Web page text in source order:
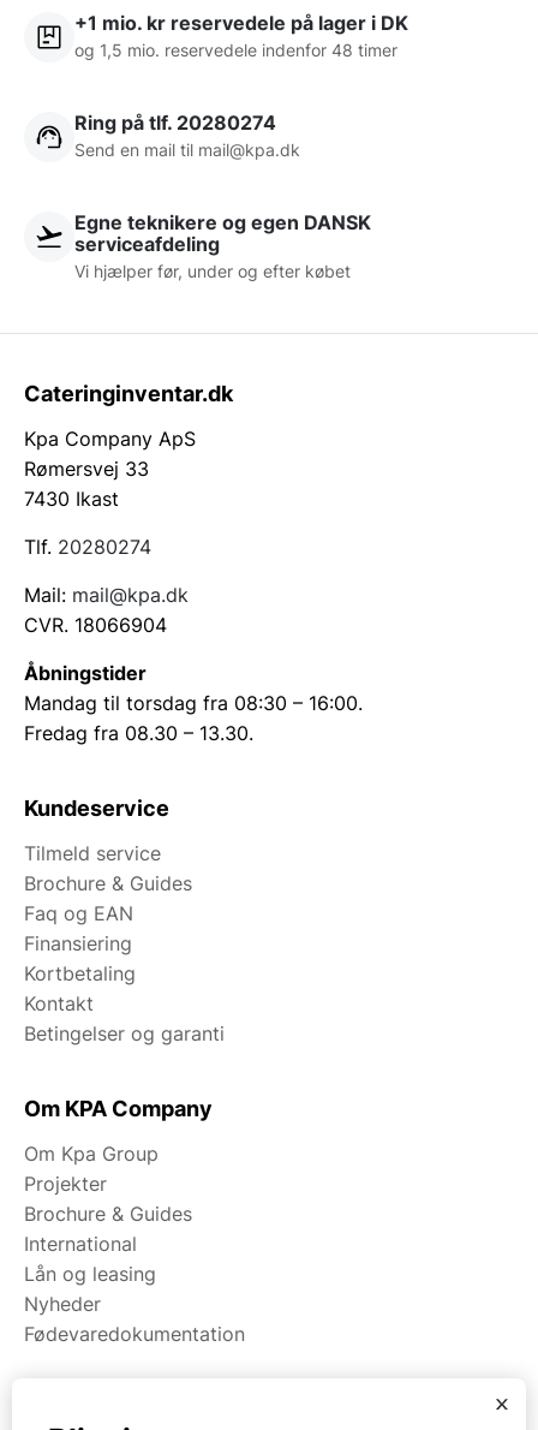
+1 mio. kr reservedele på lager i DK
og 1,5 mio. reservedele indenfor 48 timer
Ring på tlf. 20280274
Send en mail til mail@kpa.dk
Egne teknikere og egen DANSK
serviceafdeling
Vi hjælper før, under og efter købet
Cateringinventar.dk
Kpa Company ApS
Rømersvej 33
7430 Ikast
Tlf. 20280274
Mail: mail@kpa.dk
CVR. 18066904
Åbningstider
Mandag til torsdag fra 08:30 – 16:00.
Fredag fra 08.30 – 13.30.
Kundeservice
Tilmeld service
Brochure & Guides
Faq og EAN
Finansiering
Kortbetaling
Kontakt
Betingelser og garanti
Om KPA Company
Om Kpa Group
Projekter
Brochure & Guides
International
Lån og leasing
Nyheder
Fødevaredokumentation
x